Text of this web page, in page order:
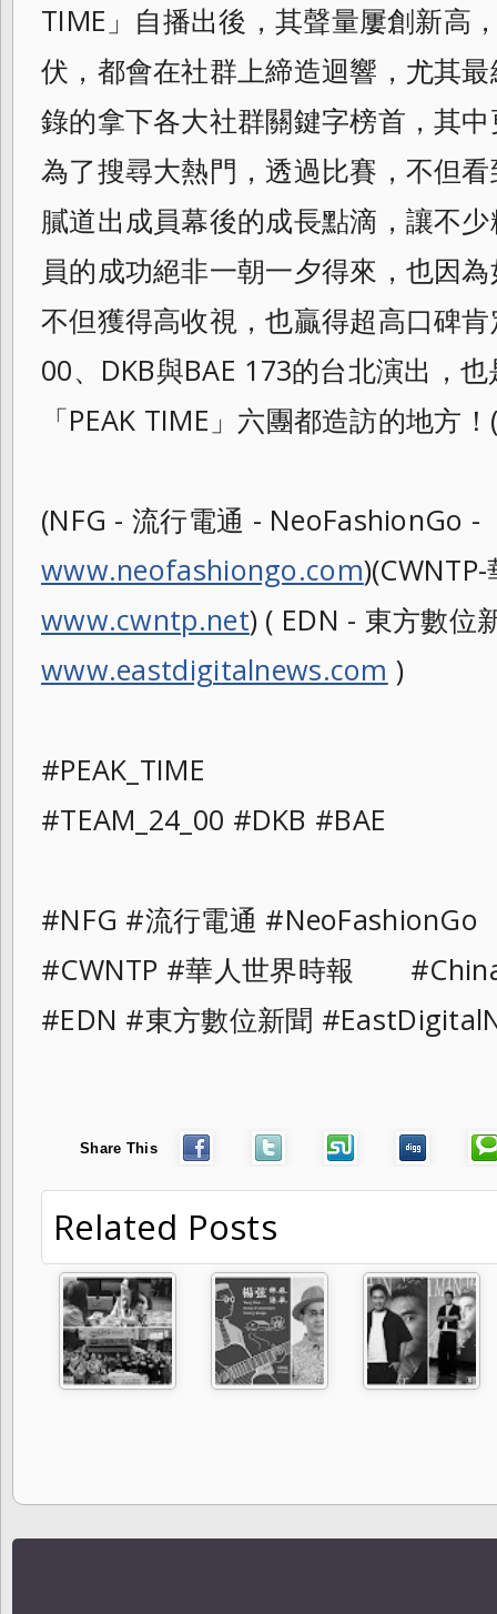
TIME」自播出後，其聲量屢創新高
伏，都會在社群上締造迴響，尤其
錄的拿下各大社群關鍵字榜首，其
為了搜尋大熱門，透過比賽，不但
膩道出成員幕後的成長點滴，讓不
員的成功絕非一朝一夕得來， 也因為
不但獲得高收視，也贏得超高口碑
00、DKB與BAE 173的台北演出，
「PEAK TIME」六團都造訪的地方
(NFG - 流行電通 - NeoFashionGo -
www.neofashiongo.com
www.cwntp.net) ( EDN - 東方數位
www.eastdigitalnews.com )
#PEAK_TIME
#TEAM_24_00 #DKB #BAE
#NFG #流行電通 #NeoFashionGo
#CWNTP #華人世界時報
#EDN #東方數位新聞
Share This
Related Posts